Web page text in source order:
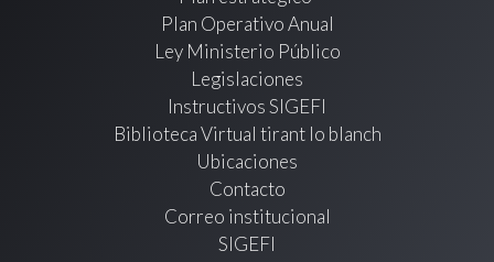
Plan Operativo Anual
Ley Ministerio Público
Legislaciones
Instructivos SIGEFI
Biblioteca Virtual tirant lo blanch
Ubicaciones
Contacto
Correo institucional
SIGEFI